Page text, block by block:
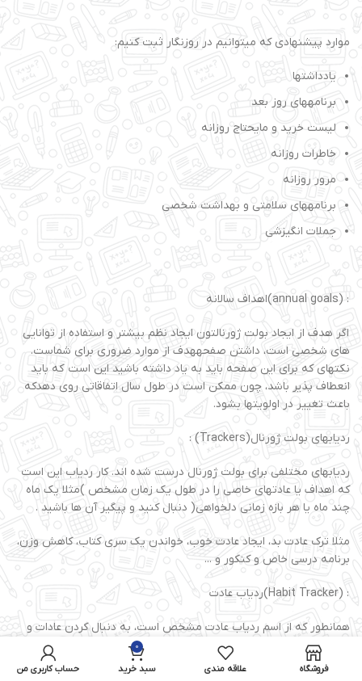
موارد پیشنهادی که میتوانیم در روزنگار ثبت کنیم:
یادداشتها
برنامههای روز بعد
لیست خرید و مایحتاج روزانه
خاطرات روزانه
مرور روزانه
برنامههای سلامتی و بهداشت شخصی
جملات انگیزشی
: (annual goals)اهداف سالانه
اگر هدف از ایجاد بولت ژورنالتون ایجاد نظم بیشتر و استفاده از توانایی
های شخصی است، داشتن صفحههدف از موارد ضروری برای شماست.
نکتهای که برای این صفحه باید به یاد داشته باشید این است که باید
انعطاف پذیر باشد، چون ممکن است در طول سال اتفاقاتی روی دهدکه
باعث تغییر در اولویتها بشود.
ردیابهای بولت ژورنال(Trackers) :
ردیابهای مختلفی برای بولت ژورنال درست شده اند. کار ردیاب این است
که اهداف یا عادتهای خاصی را در طول یک زمان مشخص )مثلا یک ماه
چند ماه یا هر بازه زمانی دلخواهی( دنبال کنید و پیگیر آن ها باشید .
مثلا ترک عادت بد، ایجاد عادت خوب، خواندن یک سری کتاب، کاهش وزن،
برنامه درسی خاص و کنکور و ...
: (Habit Tracker)ردیاب عادت
همانطور که از اسم ردیاب عادت مشخص است، به دنبال کردن عادات و
کارهای تکراری روزانه و به دنبال آن ایجاد عادتهای جدید و پایدار ماندن
در آن ها کمک میکند. ردیابهایی مثل ردیاب خواب یا ردیاب میزان آب
فروشگاه علاقه مندی
0
سبد خرید حساب کاربری من